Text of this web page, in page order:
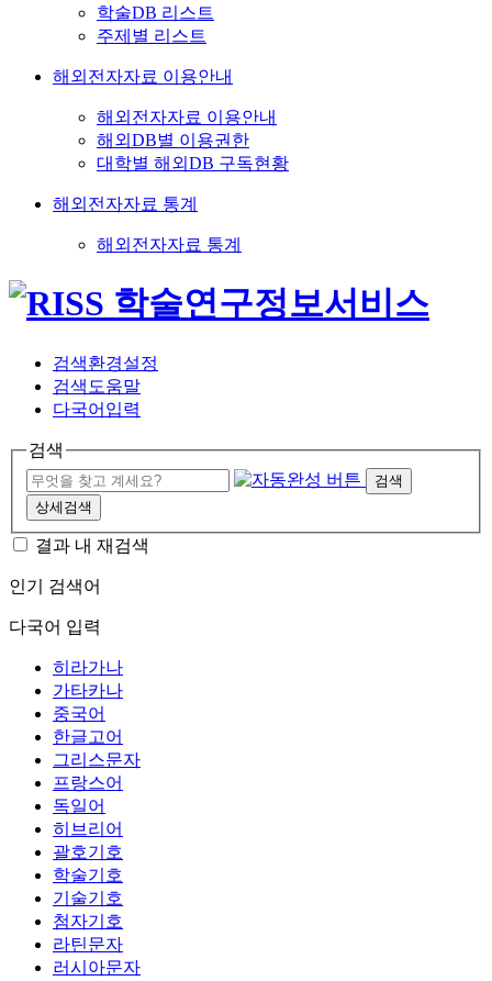
학술DB 리스트
주제별 리스트
해외전자자료 이용안내
해외전자자료 이용안내
해외DB별 이용권한
대학별 해외DB 구독현황
해외전자자료 통계
해외전자자료 통계
검색환경설정
검색도움말
다국어입력
검색
검색
상세검색
결과 내 재검색
인기 검색어
다국어 입력
히라가나
가타카나
중국어
한글고어
그리스문자
프랑스어
독일어
히브리어
괄호기호
학술기호
기술기호
첨자기호
라틴문자
러시아문자